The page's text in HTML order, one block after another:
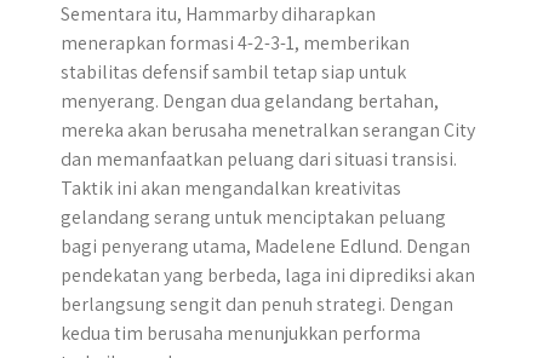
Sementara itu, Hammarby diharapkan
menerapkan formasi 4-2-3-1, memberikan
stabilitas defensif sambil tetap siap untuk
menyerang. Dengan dua gelandang bertahan,
mereka akan berusaha menetralkan serangan City
dan memanfaatkan peluang dari situasi transisi.
Taktik ini akan mengandalkan kreativitas
gelandang serang untuk menciptakan peluang
bagi penyerang utama, Madelene Edlund. Dengan
pendekatan yang berbeda, laga ini diprediksi akan
berlangsung sengit dan penuh strategi. Dengan
kedua tim berusaha menunjukkan performa